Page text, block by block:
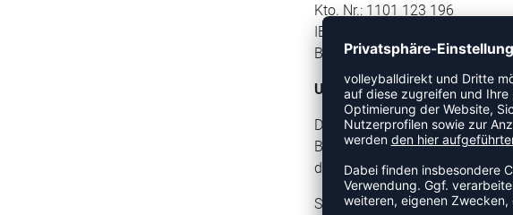
Kto. Nr.: 1101 123 196
IBAN: DE
BIC: WELADED1MOR
Urheberrecht
Die durch die Seitenbetreiber
Bearbeitung, Verbreitung und
des jeweiligen Autors bzw.
Soweit die Inhalte auf dieser